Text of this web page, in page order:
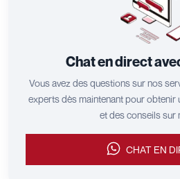
Chat en direct
Vous avez des questions sur nos
experts dès maintenant pour obtenir
et des conseils sur
CHAT EN